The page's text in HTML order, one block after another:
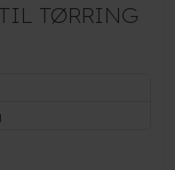
TØRRING